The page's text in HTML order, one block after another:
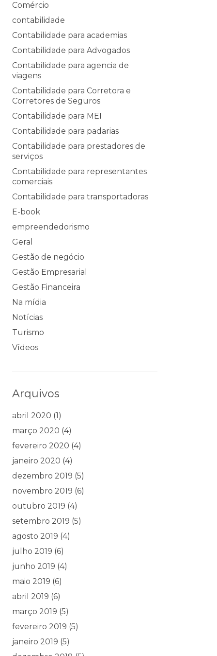
Comércio
contabilidade
Contabilidade para academias
Contabilidade para Advogados
Contabilidade para agencia de
viagens
Contabilidade para Corretora e
Corretores de Seguros
Contabilidade para MEI
Contabilidade para padarias
Contabilidade para prestadores de
serviços
Contabilidade para representantes
comerciais
Contabilidade para transportadoras
E-book
empreendedorismo
Geral
Gestão de negócio
Gestão Empresarial
Gestão Financeira
Na mídia
Notícias
Turismo
Vídeos
Arquivos
abril 2020 (1)
março 2020 (4)
fevereiro 2020 (4)
janeiro 2020 (4)
dezembro 2019 (5)
novembro 2019 (6)
outubro 2019 (4)
setembro 2019 (5)
agosto 2019 (4)
julho 2019 (6)
junho 2019 (4)
maio 2019 (6)
abril 2019 (6)
março 2019 (5)
fevereiro 2019 (5)
janeiro 2019 (5)